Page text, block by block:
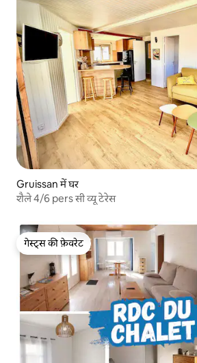
Gruissan में घर
शैले 4/6 pers सी व्यू टेरेस
गेस्ट्स की फ़ेवरेट
गेस्ट्स की फ़ेवरेट